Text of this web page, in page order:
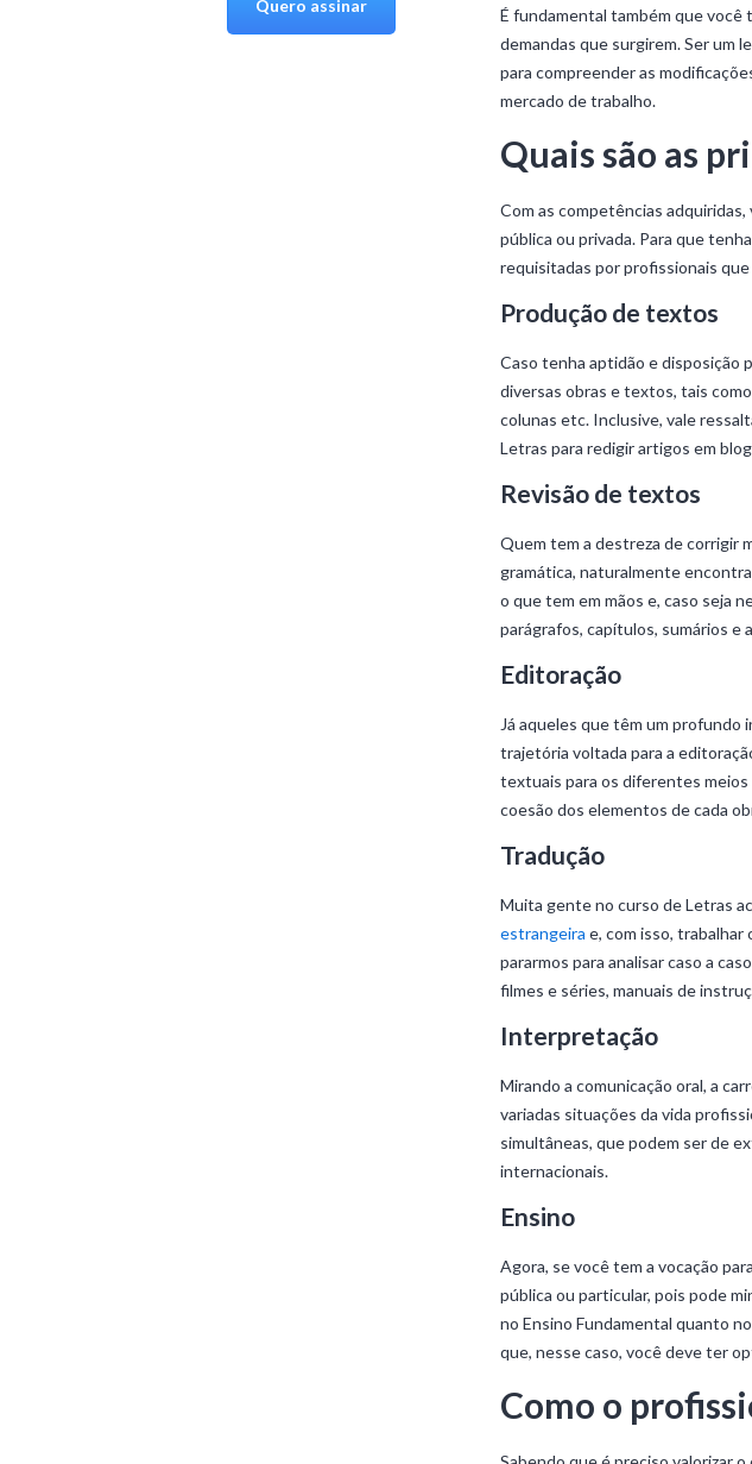
É fundamental também que você
demandas que surgirem. Ser um
para compreender as
mercado de trabalho.
Quais são as
Com as competências
pública ou privada. Para que
requisitadas por profissionais
Produção de textos
Caso tenha aptidão e disposição
diversas obras e textos, tais
colunas etc. Inclusive, vale
Letras para redigir artigos em
Revisão de textos
Quem tem a destreza de corrigir
gramática, naturalmente
o que tem em mãos e, caso seja
parágrafos, capítulos, sumários e
Editoração
Já aqueles que têm um profundo
trajetória voltada para a
textuais para os diferentes meios
coesão dos elementos de cada
Tradução
Muita gente no curso de Letras
estrangeira e, com isso, trabalhar
pararmos para analisar caso a
filmes e séries, manuais de
Interpretação
Mirando a comunicação oral, a
variadas situações da vida
simultâneas, que podem ser de
internacionais.
Ensino
Agora, se você tem a vocação
pública ou particular, pois pode
no Ensino Fundamental quanto
que, nesse caso, você deve ter
Como o